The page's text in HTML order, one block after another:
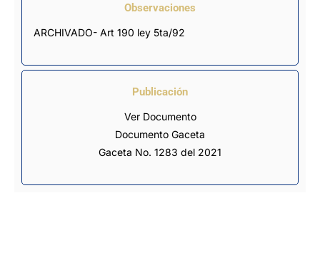
Observaciones
ARCHIVADO- Art 190 ley 5ta/92
Publicación
Ver Documento
Documento Gaceta
Gaceta No. 1283 del 2021